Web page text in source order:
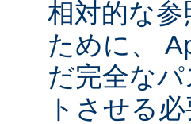
相対的な
ために、
だ完全な
トさせる